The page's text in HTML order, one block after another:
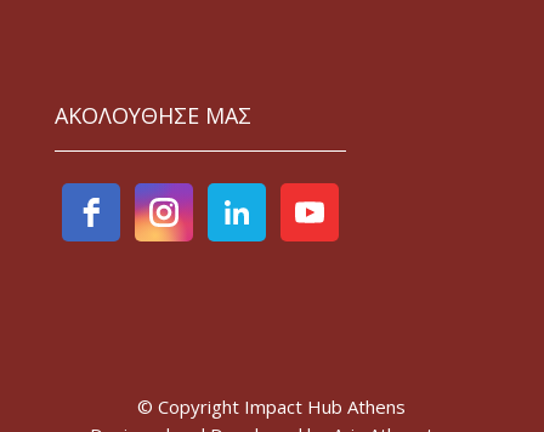
ΑΚΟΛΟΥΘΗΣΕ ΜΑΣ
© Copyright Impact Hub Athens